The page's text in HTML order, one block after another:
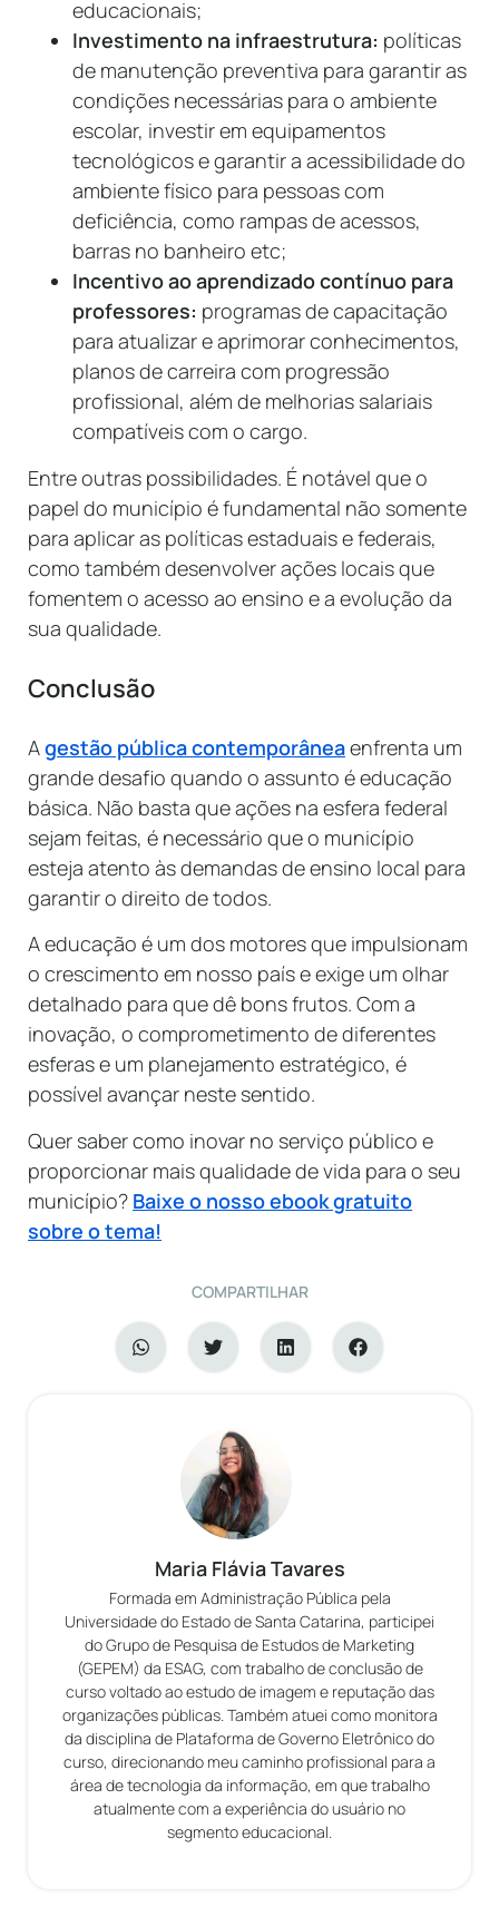
educacionais;
Investimento na infraestrutura: políticas
de manutenção preventiva para garantir as
condições necessárias para o ambiente
escolar, investir em equipamentos
tecnológicos e garantir a acessibilidade do
ambiente físico para pessoas com
deficiência, como rampas de acessos,
barras no banheiro etc;
Incentivo ao aprendizado contínuo para
professores: programas de capacitação
para atualizar e aprimorar conhecimentos,
planos de carreira com progressão
profissional, além de melhorias salariais
compatíveis com o cargo.
Entre outras possibilidades. É notável que o
papel do município é fundamental não somente
para aplicar as políticas estaduais e federais,
como também desenvolver ações locais que
fomentem o acesso ao ensino e a evolução da
sua qualidade.
Conclusão
Agestão pública contemporâneaenfrenta um
grande desafio quando o assunto é educação
básica. Não basta que ações na esfera federal
sejam feitas, é necessário que o município
esteja atento às demandas de ensino local para
garantir o direito de todos.
A educação é um dos motores que impulsionam
o crescimento em nosso país e exige um olhar
detalhado para que dê bons frutos. Com a
inovação, o comprometimento de diferentes
esferas e um planejamento estratégico, é
possível avançar neste sentido.
Quer saber como inovar no serviço público e
proporcionar mais qualidade de vida para o seu
município? Baixe o nosso ebook gratuito
sobre o tema!
COMPARTILHAR
Maria Flávia Tavares
Formada em Administração Pública pela
Universidade do Estado de Santa Catarina, participei
do Grupo de Pesquisa de Estudos de Marketing
(GEPEM) da ESAG, com trabalho de conclusão de
curso voltado ao estudo de imagem e reputação das
organizações públicas. Também atuei como monitora
da disciplina de Plataforma de Governo Eletrônico do
curso, direcionando meu caminho profissional para a
área de tecnologia da informação, em que trabalho
atualmente com a experiência do usuário no
segmento educacional.